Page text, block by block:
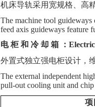
机床导轨采用宽规格、高
The machine tool
feed axis guideways feature
电 柜 和 冷 却 箱 ：
外置式独立强电柜设计，
The external independent
pull-out cooling unit and
项